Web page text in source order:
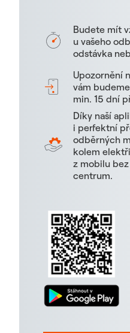
Budete mít
u vašeho
odstávka
Upozornění
vám
min. 15 dní
Díky naší
i perfektní
odběrných
kolem
z mobilu
centrum.